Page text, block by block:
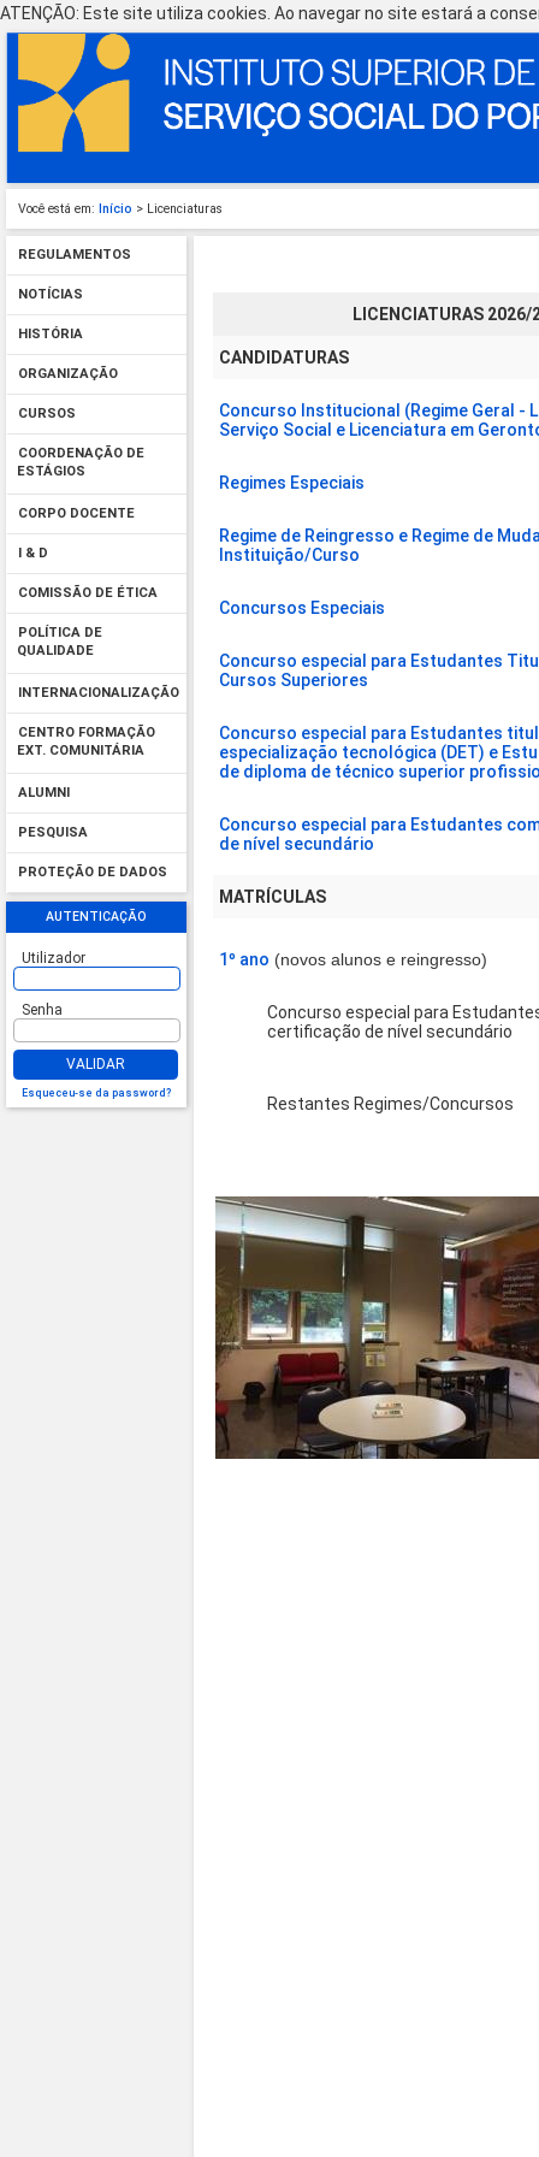
ATENÇÃO: Este site utiliza cookies. Ao navegar no site estará a
Você está em: Início > Licenciaturas
REGULAMENTOS
NOTÍCIAS
HISTÓRIA
ORGANIZAÇÃO
CURSOS
COORDENAÇÃO DE
ESTÁGIOS
CORPO DOCENTE
I & D
COMISSÃO DE ÉTICA
POLÍTICA DE
QUALIDADE
INTERNACIONALIZAÇÃO
CENTRO FORMAÇÃO
EXT. COMUNITÁRIA
ALUMNI
PESQUISA
PROTEÇÃO DE DADOS
AUTENTICAÇÃO
Utilizador
Senha
VALIDAR
Esqueceu-se da password?
LICENCIATURAS 2026/
CANDIDATURAS
Concurso Institucional (Regime Geral -
Serviço Social e Licenciatura em
Regimes Especiais
Regime de Reingresso e Regime de
Instituição/Curso
Concursos Especiais
Concurso especial para Estudantes
Cursos Superiores
Concurso especial para Estudantes
especialização tecnológica (DET) e
de diploma de técnico superior
Concurso especial para Estudantes
de nível secundário
MATRÍCULAS
1º ano (novos alunos e reingresso)
Concurso especial para
certificação de nível secundário
Restantes Regimes/Concursos